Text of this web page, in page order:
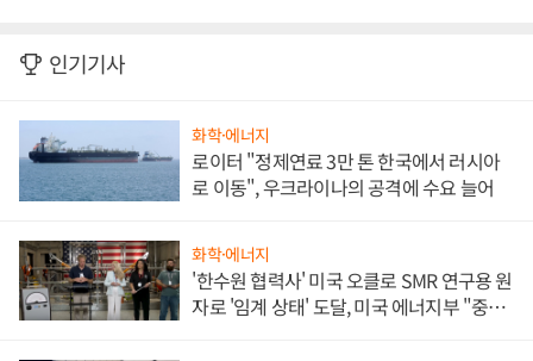
인기기사
화학·에너지
로이터 "정제연료 3만 톤 한국에서 러시아
로 이동", 우크라이나의 공격에 수요 늘어
화학·에너지
'한수원 협력사' 미국 오클로 SMR 연구용 원
자로 '임계 상태' 도달, 미국 에너지부 "중요